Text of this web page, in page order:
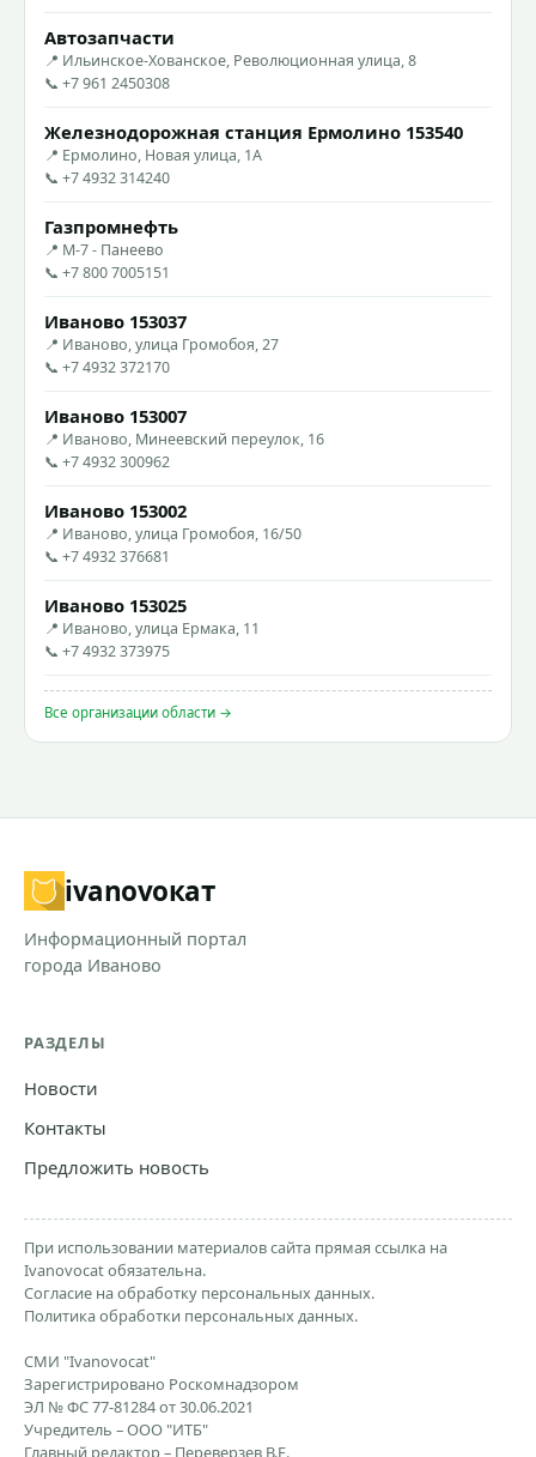
Автозапчасти
📍 Ильинское-Хованское, Революционная улица, 8
📞 +7 961 2450308
Железнодорожная станция Ермолино 153540
📍 Ермолино, Новая улица, 1А
📞 +7 4932 314240
Газпромнефть
📍 М-7 - Панеево
📞 +7 800 7005151
Иваново 153037
📍 Иваново, улица Громобоя, 27
📞 +7 4932 372170
Иваново 153007
📍 Иваново, Минеевский переулок, 16
📞 +7 4932 300962
Иваново 153002
📍 Иваново, улица Громобоя, 16/50
📞 +7 4932 376681
Иваново 153025
📍 Иваново, улица Ермака, 11
📞 +7 4932 373975
Все организации области →
ivanovoкат
Информационный портал
города Иваново
РАЗДЕЛЫ
Новости
Контакты
Предложить новость
При использовании материалов сайта прямая ссылка на
Ivanovocat обязательна.
Согласие на обработку персональных данных.
Политика обработки персональных данных.
СМИ "Ivanovocat"
Зарегистрировано Роскомнадзором
ЭЛ № ФС 77-81284 от 30.06.2021
Учредитель – ООО "ИТБ"
Главный редактор – Переверзев В.Е.